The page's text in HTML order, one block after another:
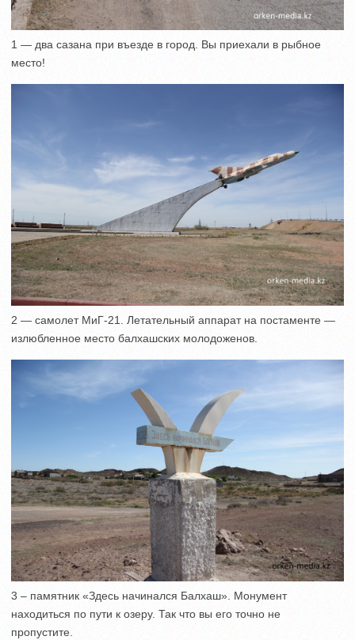
1 — два сазана при въезде в город. Вы приехали в рыбное
место!
2 — самолет МиГ-21. Летательный аппарат на постаменте —
излюбленное место балхашских молодоженов.
3 – памятник «Здесь начинался Балхаш». Монумент
находиться по пути к озеру. Так что вы его точно не
пропустите.